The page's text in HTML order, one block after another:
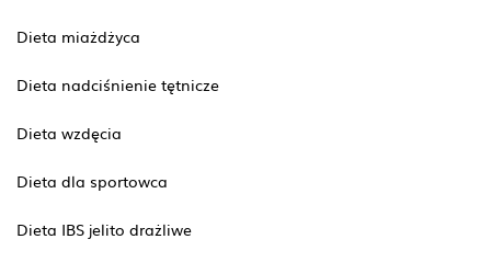
Dieta miażdżyca
Dieta nadciśnienie tętnicze
Dieta wzdęcia
Dieta dla sportowca
Dieta IBS jelito drażliwe